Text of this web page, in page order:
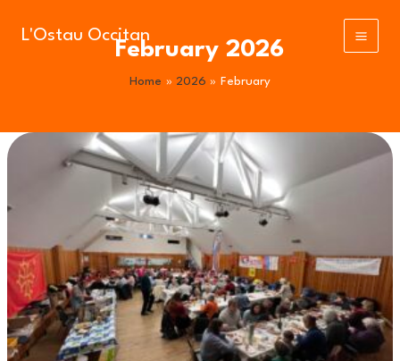
L'Ostau Occitan
February 2026
Home 2026 February